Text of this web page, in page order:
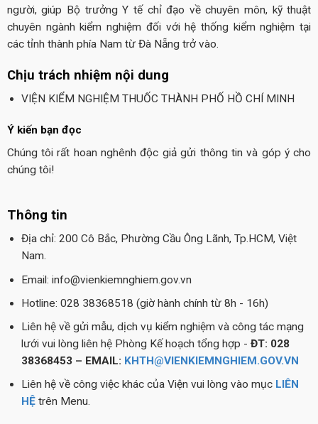
người, giúp Bộ trưởng Y tế chỉ đạo về chuyên môn, kỹ thuật
chuyên ngành kiểm nghiệm đối với hệ thống kiểm nghiệm tại
các tỉnh thành phía Nam từ Đà Nẵng trở vào.
Chịu trách nhiệm nội dung
VIỆN KIỂM NGHIỆM THUỐC THÀNH PHỐ HỒ CHÍ MINH
Ý kiến bạn đọc
Chúng tôi rất hoan nghênh độc giả gửi thông tin và góp ý cho
chúng tôi!
Thông tin
Địa chỉ: 200 Cô Bắc, Phường Cầu Ông Lãnh, Tp.HCM, Việt
Nam.
Email: info@vienkiemnghiem.gov.vn
Hotline: 028 38368518 (giờ hành chính từ 8h - 16h)
Liên hệ về gửi mẫu, dịch vụ kiểm nghiệm và công tác mạng
lưới vui lòng liên hệ Phòng Kế hoạch tổng hợp - ĐT: 028
38368453 – EMAIL: KHTH@VIENKIEMNGHIEM.GOV.VN
Liên hệ về công việc khác của Viện vui lòng vào mục LIÊN
HỆtrên Menu.